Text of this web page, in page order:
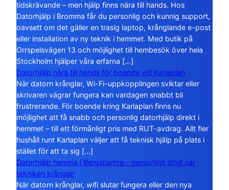
tidskrävande – men hjälp finns nära till hands. Hos
Datorhjälp i Bromma får du personlig och kunnig support,
oavsett om det gäller en trasig laptop, krånglande e-post
eller installation av ny teknik i hemmet. Med butik på
Orrspelsvägen 13 och möjlighet till hembesök över hela
Stockholm hjälper våra erfarna […]
Datorhjälp nära till hands för boende vid Karlaplan
När datorn krånglar, Wi-Fi-uppkopplingen sviktar eller
skrivaren vägrar fungera kan vardagen snabbt bli
frustrerande. För boende kring Karlaplan finns nu
möjlighet att få snabb och personlig datorhjälp direkt i
hemmet – till ett förmånligt pris med RUT-avdrag. Allt fler
hushåll runt Karlaplan väljer att få teknisk hjälp på plats i
stället för att ta sig […]
Datorhjälp hemma i Bergshamra – personligt stöd när
tekniken krånglar
När datorn krånglar, wifi slutar fungera eller den nya